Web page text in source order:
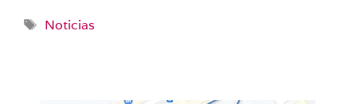
Etiquetas
Noticias